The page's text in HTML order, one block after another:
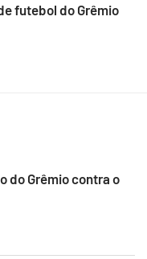
futebol do Grêmio
do Grêmio contra o